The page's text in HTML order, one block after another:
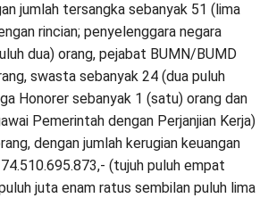
jumlah tersangka sebanyak 51 (lima
rincian; penyelenggara negara
dua) orang, pejabat BUMN/BUMD
swasta sebanyak 24 (dua puluh
Honorer sebanyak 1 (satu) orang dan
Pemerintah dengan Perjanjian Kerja)
dengan jumlah kerugian keuangan
(tujuh puluh empat
juta enam ratus sembilan puluh lima